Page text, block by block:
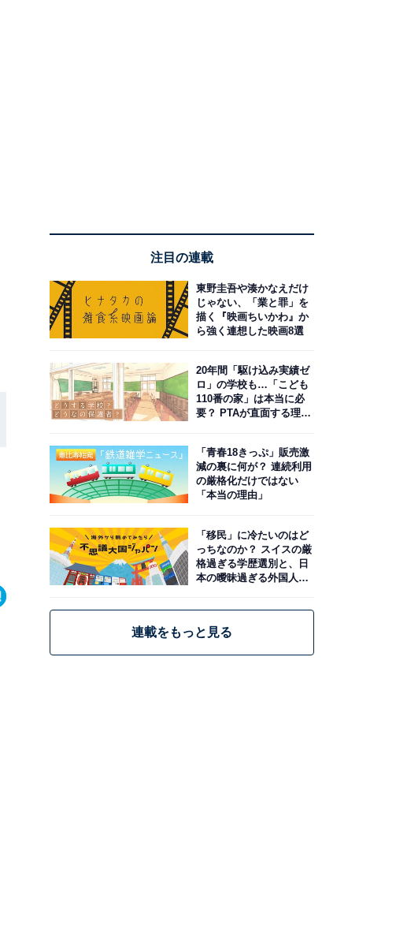
注目の連載
東野圭吾や湊かなえだけ
じゃない、「業と罪」を
描く『映画ちいかわ』か
ら強く連想した映画8選
20年間「駆け込み実績ゼ
ロ」の学校も…「こども
110番の家」は本当に必
要？ PTAが直面する理想
「青春18きっぷ」販売激
減の裏に何が？ 連続利用
の厳格化だけではない
「本当の理由」
「移民」に冷たいのはど
っちなのか？ スイスの厳
格過ぎる学歴選別と、日
本の曖昧過ぎる外国人政
連載をもっと見る